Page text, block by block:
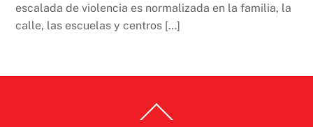
escalada de violencia es normalizada en la familia, la
calle, las escuelas y centros […]
To